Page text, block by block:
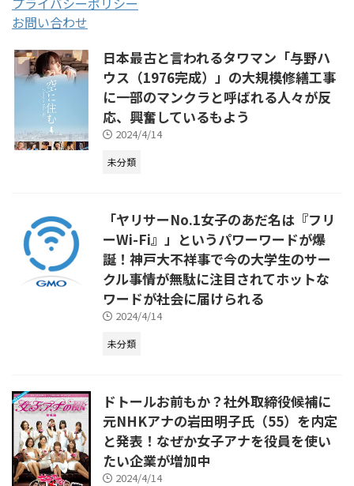
お問い合わせ
日本最古と言われるタワマン「与野ハ
ウス（1976完成）」の大規模修繕工事
に一部のマンクラと呼ばれる人々が反
応、興奮しているもよう
2024/4/14
未分類
「ヤリサーNo.1女子のあだ名は『フリ
ーWi-Fi』」というパワーワードが爆
誕！神戸大不祥事で今の大学生のサー
クル事情が無駄に注目されてホットな
ワードが社会に届けられる
2024/4/14
未分類
ドトールお前もか？社外取締役候補に
元NHKアナの岩田明子氏（55）を内定
と発表！なぜか女子アナを役員を使い
たい企業が増加中
2024/4/14